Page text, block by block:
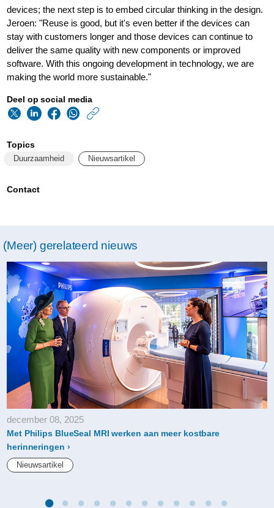
devices; the next step is to embed circular thinking in the design.
Jeroen: "Reuse is good, but it's even better if the devices can
stay with customers longer and those devices can continue to
deliver the same quality with new components or improved
software. With this ongoing development in technology, we are
making the world more sustainable."
Deel op social media
de-
circulaire-
programma-
van-
philips.html
Topics
Duurzaamheid Nieuwsartikel
Contact
(Meer) gerelateerd nieuws
december 08, 2025
Met Philips BlueSeal MRI werken aan meer kostbare
herinneringen
Nieuwsartikel